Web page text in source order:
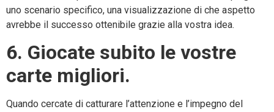
uno scenario specifico, una visualizzazione di che aspetto
avrebbe il successo ottenibile grazie alla vostra idea.
6. Giocate subito le vostre
carte migliori.
Quando cercate di catturare l’attenzione e l’impegno del